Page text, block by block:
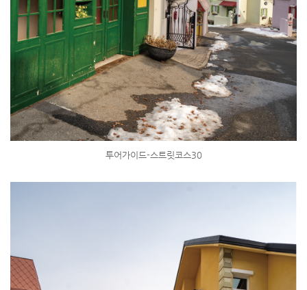
투어가이드-스트릿코스30